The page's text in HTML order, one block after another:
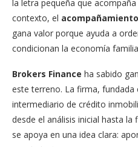
la letra pequeña que
contexto, el
gana valor porque ayuda a
condicionan la economía
Brokers Finance ha sabido
este terreno. La firma,
intermediario de crédito
desde el análisis inicial hasta
se apoya en una idea clara: